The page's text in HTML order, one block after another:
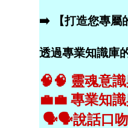
➡️ 【打造您專屬
透過專業知識庫
🧠🧠 靈魂意
💼💼 專業知
🗣️🗣️說話口吻